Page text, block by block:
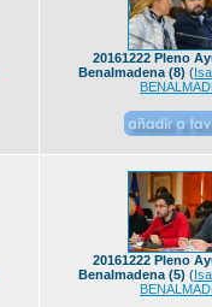
20161222 Pleno
Benalmadena (8) (
20161222 Pleno
Benalmadena (5) (